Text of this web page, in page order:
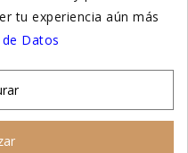
y en
tu experiencia aún más
Datos